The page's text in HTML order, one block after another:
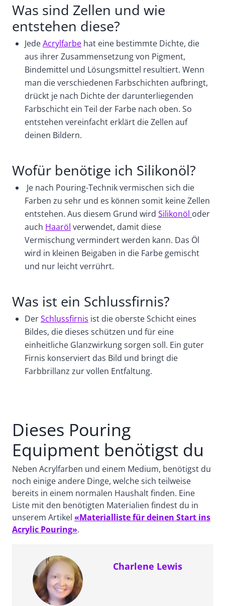
Was sind Zellen und wie
entstehen diese?
JedeAcrylfarbe hat eine bestimmte Dichte, die
aus ihrer Zusammensetzung von Pigment,
Bindemittel und Lösungsmittel resultiert. Wenn
man die verschiedenen Farbschichten aufbringt,
drückt je nach Dichte der darunterliegenden
Farbschicht ein Teil der Farbe nach oben. So
entstehen vereinfacht erklärt die Zellen auf
deinen Bildern.
Wofür benötige ich Silikonöl?
Je nach Pouring-Technik vermischen sich die
Farben zu sehr und es können somit keine Zellen
entstehen. Aus diesem Grund wird Silikonöl oder
auch Haaröl verwendet, damit diese
Vermischung vermindert werden kann. Das Öl
wird in kleinen Beigaben in die Farbe gemischt
und nur leicht verrührt.
Was ist ein Schlussfirnis?
DerSchlussfirnis ist die oberste Schicht eines
Bildes, die dieses schützen und für eine
einheitliche Glanzwirkung sorgen soll. Ein guter
Firnis konserviert das Bild und bringt die
Farbbrillanz zur vollen Entfaltung.
Dieses Pouring
Equipment benötigst du
Neben Acrylfarben und einem Medium, benötigst du
noch einige andere Dinge, welche sich teilweise
bereits in einem normalen Haushalt finden. Eine
Liste mit den benötigten Materialien findest du in
unserem Artikel «Materialliste für deinen Start ins
Acrylic Pouring».
Charlene Lewis